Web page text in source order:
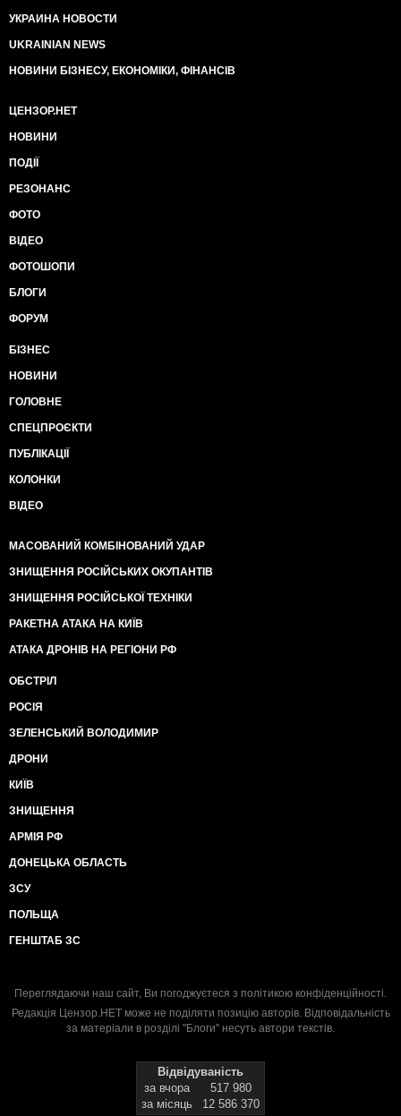
УКРАИНА НОВОСТИ
UKRAINIAN NEWS
НОВИНИ БІЗНЕСУ, ЕКОНОМІКИ, ФІНАНСІВ
ЦЕНЗОР.НЕТ
НОВИНИ
ПОДІЇ
РЕЗОНАНС
ФОТО
ВІДЕО
ФОТОШОПИ
БЛОГИ
ФОРУМ
БІЗНЕС
НОВИНИ
ГОЛОВНЕ
СПЕЦПРОЄКТИ
ПУБЛІКАЦІЇ
КОЛОНКИ
ВІДЕО
МАСОВАНИЙ КОМБІНОВАНИЙ УДАР
ЗНИЩЕННЯ РОСІЙСЬКИХ ОКУПАНТІВ
ЗНИЩЕННЯ РОСІЙСЬКОЇ ТЕХНІКИ
РАКЕТНА АТАКА НА КИЇВ
АТАКА ДРОНІВ НА РЕГІОНИ РФ
ОБСТРІЛ
РОСІЯ
ЗЕЛЕНСЬКИЙ ВОЛОДИМИР
ДРОНИ
КИЇВ
ЗНИЩЕННЯ
АРМІЯ РФ
ДОНЕЦЬКА ОБЛАСТЬ
ЗСУ
ПОЛЬЩА
ГЕНШТАБ ЗС
Переглядаючи наш сайт, Ви погоджуєтеся з політикою конфіденційності.
Редакція Цензор.НЕТ може не поділяти позицію авторів. Відповідальність
за матеріали в розділі "Блоги" несуть автори текстів.
Відвідуваність
за вчора
517 980
за місяць
12 586 370